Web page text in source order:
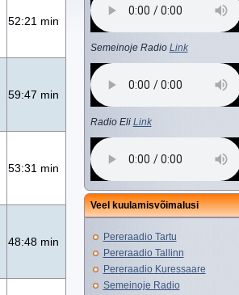
52:21 min
59:47 min
53:31 min
48:48 min
Semeinoje Radio Link
Radio Eli Link
Veel kuulamisvõimalusi
Pereraadio Tartu
Pereraadio Tallinn
Pereraadio Kuressaare
Semeinoje Radio